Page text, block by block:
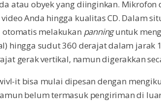
atau obyek yang diinginkan.
Anda hingga kualitas CD. Dalam
otomatis melakukan panninguntuk
hingga sudut 360 derajat dalam jarak
gerak vertikal, namun digerakkan
it bisa mulai dipesan dengan
belum termasuk pengiriman di